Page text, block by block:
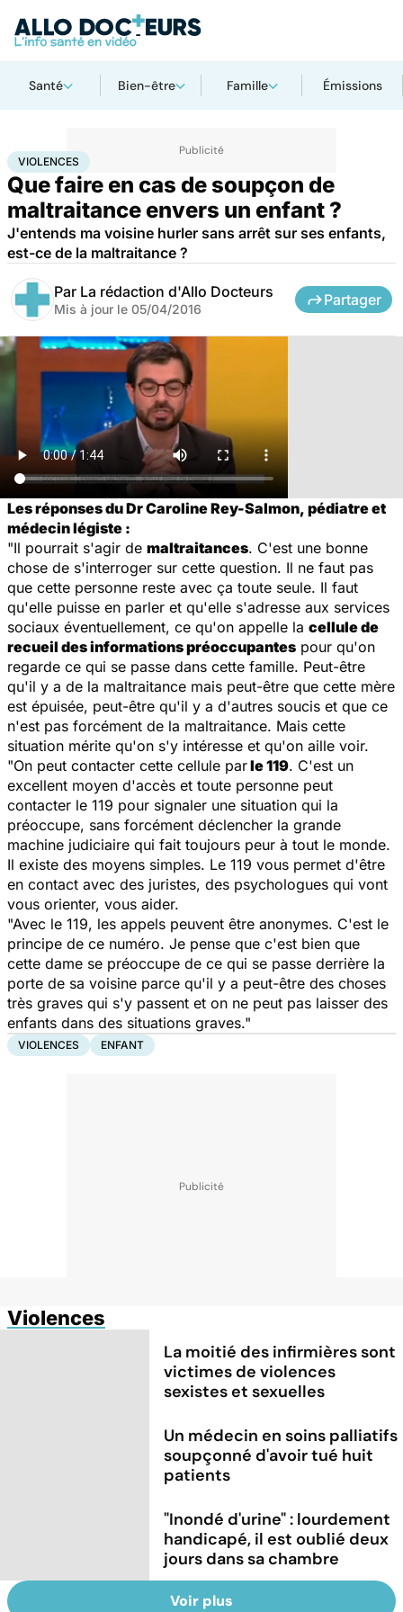
Santé Bien-être Famille Émissions
AccueilFamilleEnfant
VIOLENCES
Que faire en cas de soupçon de
maltraitance envers un enfant ?
J'entends ma voisine hurler sans arrêt sur ses enfants,
est-ce de la maltraitance ?
Par La rédaction d'Allo Docteurs
Mis à jour le 05/04/2016
Partager
Les réponses du Dr Caroline Rey-Salmon, pédiatre et
médecin légiste :
"Il pourrait s'agir de maltraitances. C'est une bonne
chose de s'interroger sur cette question. Il ne faut pas
que cette personne reste avec ça toute seule. Il faut
qu'elle puisse en parler et qu'elle s'adresse aux services
sociaux éventuellement, ce qu'on appelle la cellule de
recueil des informations préoccupantes pour qu'on
regarde ce qui se passe dans cette famille. Peut-être
qu'il y a de la maltraitance mais peut-être que cette mère
est épuisée, peut-être qu'il y a d'autres soucis et que ce
n'est pas forcément de la maltraitance. Mais cette
situation mérite qu'on s'y intéresse et qu'on aille voir.
"On peut contacter cette cellule parle 119. C'est un
excellent moyen d'accès et toute personne peut
contacter le 119 pour signaler une situation qui la
préoccupe, sans forcément déclencher la grande
machine judiciaire qui fait toujours peur à tout le monde.
Il existe des moyens simples. Le 119 vous permet d'être
en contact avec des juristes, des psychologues qui vont
vous orienter, vous aider.
"Avec le 119, les appels peuvent être anonymes. C'est le
principe de ce numéro. Je pense que c'est bien que
cette dame se préoccupe de ce qui se passe derrière la
porte de sa voisine parce qu'il y a peut-être des choses
très graves qui s'y passent et on ne peut pas laisser des
enfants dans des situations graves."
VIOLENCES ENFANT
Violences
La moitié des infirmières sont
victimes de violences
sexistes et sexuelles
Un médecin en soins palliatifs
soupçonné d'avoir tué huit
patients
"Inondé d'urine" : lourdement
handicapé, il est oublié deux
jours dans sa chambre
Voir plus